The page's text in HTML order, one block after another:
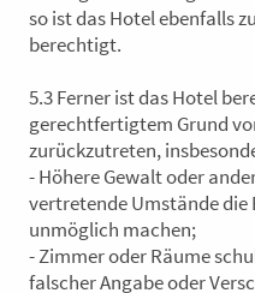
so ist das Hotel ebenfalls
berechtigt.
5.3 Ferner ist das Hotel
gerechtfertigtem Grund
zurückzutreten,
- Höhere Gewalt oder
vertretende Umstände die
unmöglich machen;
- Zimmer oder Räume
falscher Angabe oder